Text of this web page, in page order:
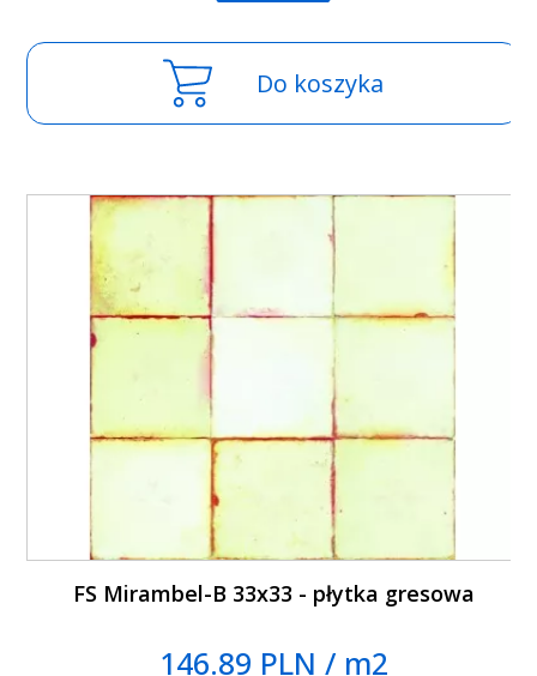
Do koszyka
FS Mirambel-B 33x33 - płytka gresowa
146.89 PLN / m2